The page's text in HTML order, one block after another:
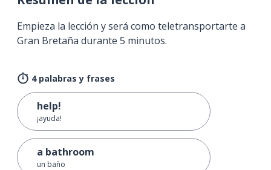
Empieza la lección y será como teletransportarte a
Gran Bretaña durante 5 minutos.
4 palabras y frases
help!
¡ayuda!
a bathroom
un baño